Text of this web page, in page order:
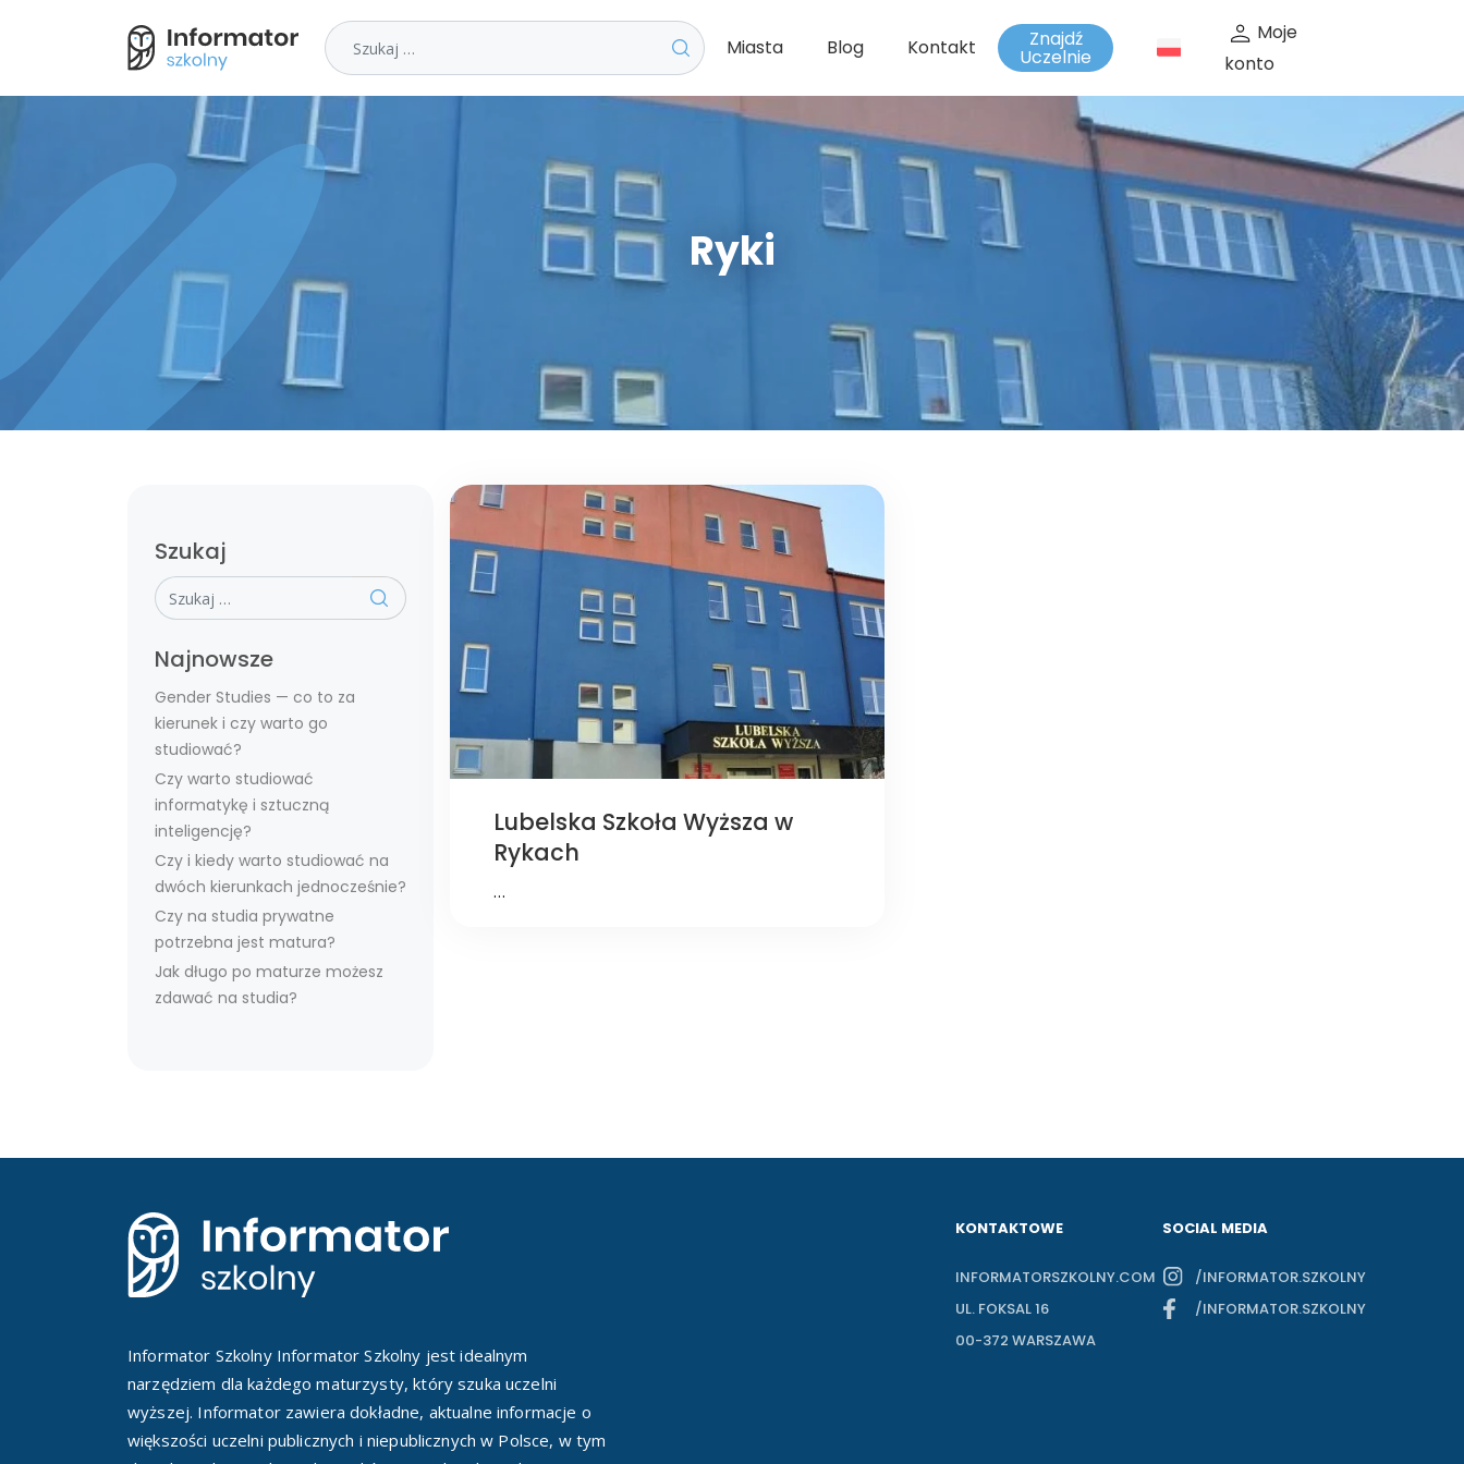
Szukaj
Miasta Blog Kontakt Znajdź
Uczelnie
Moje
konto
Ryki
Szukaj
Szukaj
Najnowsze
Gender Studies — co to za
kierunek i czy warto go
studiować?
Czy warto studiować
informatykę i sztuczną
inteligencję?
Czy i kiedy warto studiować na
dwóch kierunkach jednocześnie?
Czy na studia prywatne
potrzebna jest matura?
Jak długo po maturze możesz
zdawać na studia?
Lubelska Szkoła Wyższa w
Rykach
…
Informator Szkolny Informator Szkolny jest idealnym
narzędziem dla każdego maturzysty, który szuka uczelni
wyższej. Informator zawiera dokładne, aktualne informacje o
większości uczelni publicznych i niepublicznych w Polsce, w tym
KONTAKTOWE
INFORMATORSZKOLNY.COM
UL. FOKSAL 16
00-372 WARSZAWA
SOCIAL MEDIA
/INFORMATOR.SZKOLNY
/INFORMATOR.SZKOLNY